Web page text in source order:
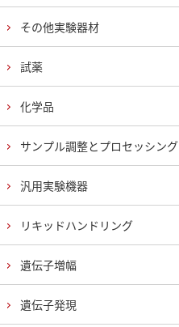
その他実験器材
試薬
化学品
サンプル調整とプロセッシング
汎用実験機器
リキッドハンドリング
遺伝子増幅
遺伝子発現